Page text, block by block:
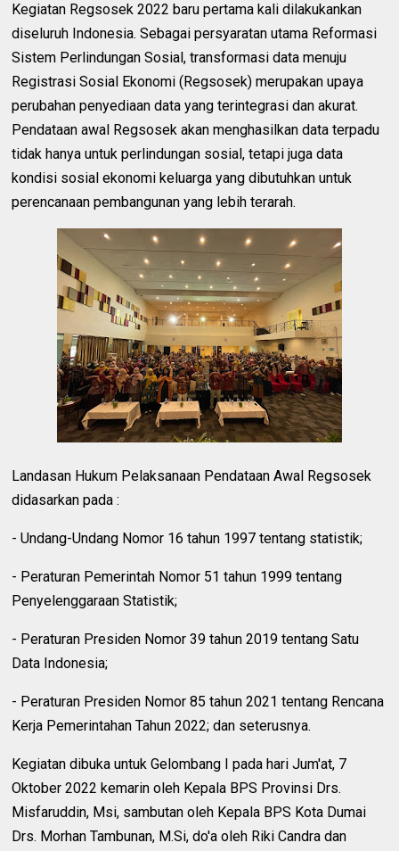
Kegiatan Regsosek 2022 baru pertama kali dilakukankan
diseluruh Indonesia. Sebagai persyaratan utama Reformasi
Sistem Perlindungan Sosial, transformasi data menuju
Registrasi Sosial Ekonomi (Regsosek) merupakan upaya
perubahan penyediaan data yang terintegrasi dan akurat.
Pendataan awal Regsosek akan menghasilkan data terpadu
tidak hanya untuk perlindungan sosial, tetapi juga data
kondisi sosial ekonomi keluarga yang dibutuhkan untuk
perencanaan pembangunan yang lebih terarah.
Landasan Hukum Pelaksanaan Pendataan Awal Regsosek
didasarkan pada :
- Undang-Undang Nomor 16 tahun 1997 tentang statistik;
- Peraturan Pemerintah Nomor 51 tahun 1999 tentang
Penyelenggaraan Statistik;
- Peraturan Presiden Nomor 39 tahun 2019 tentang Satu
Data Indonesia;
- Peraturan Presiden Nomor 85 tahun 2021 tentang Rencana
Kerja Pemerintahan Tahun 2022; dan seterusnya.
Kegiatan dibuka untuk Gelombang I pada hari Jum'at, 7
Oktober 2022 kemarin oleh Kepala BPS Provinsi Drs.
Misfaruddin, Msi, sambutan oleh Kepala BPS Kota Dumai
Drs. Morhan Tambunan, M.Si, do'a oleh Riki Candra dan